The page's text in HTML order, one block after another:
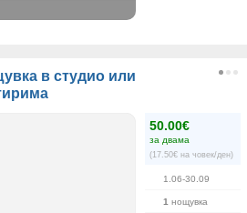
в студио или
50.00€
за двама
(17.50€ на човек/ден)
1.06-30.09
1 нощувка